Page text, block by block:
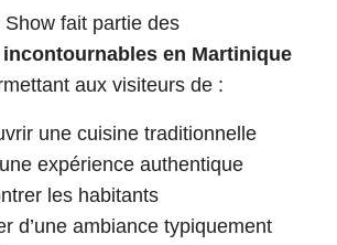
Show fait partie des
en Martinique
aux visiteurs de :
une cuisine traditionnelle
expérience authentique
les habitants
d’une ambiance typiquement